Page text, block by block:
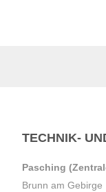
TECHNIK-
Pasching
Brunn am Gebirge